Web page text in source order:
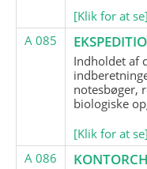
[Klik for at se]
A 085
Indholdet af
notesbøger,
biologiske
[Klik for at se]
A 086